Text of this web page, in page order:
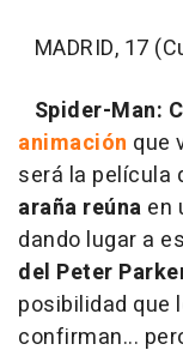
MADRID, 17
Spider-Man:
animación que
será la película
araña reúna en
dando lugar a
del Peter
posibilidad que
confirman...